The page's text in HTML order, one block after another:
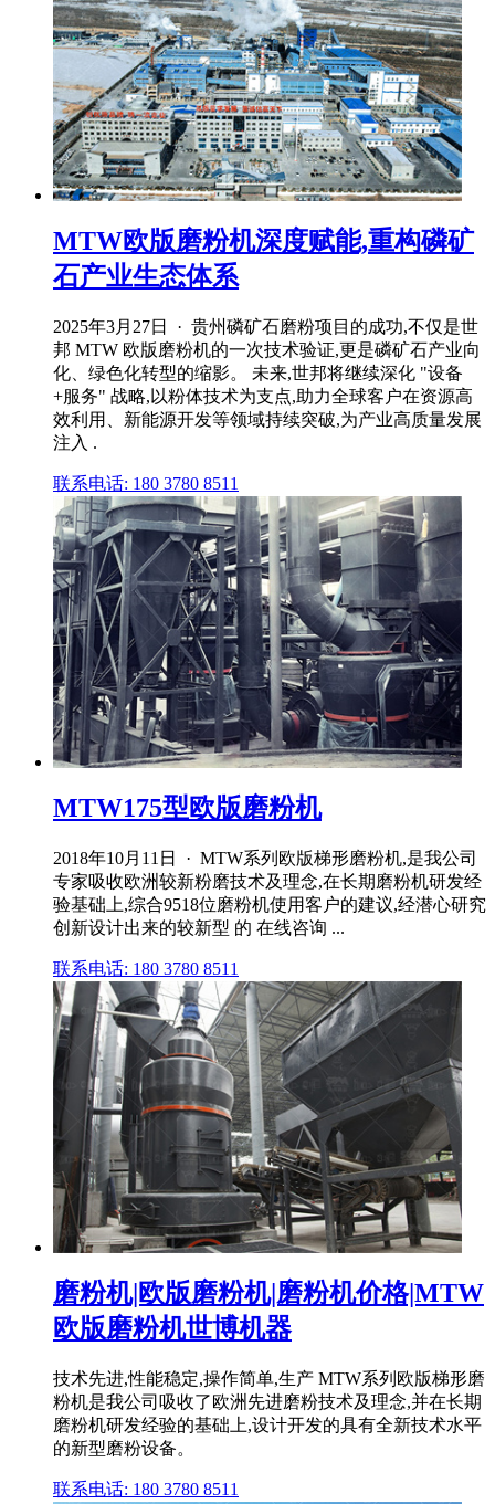
MTW欧版磨粉机深度赋能,重构磷矿
石产业生态体系
2025年3月27日 · 贵州磷矿石磨粉项目的成功,不仅是世
邦 MTW 欧版磨粉机的一次技术验证,更是磷矿石产业向
化、绿色化转型的缩影。 未来,世邦将继续深化 "设备
+服务" 战略,以粉体技术为支点,助力全球客户在资源高
效利用、新能源开发等领域持续突破,为产业高质量发展
注入 .
联系电话: 180 3780 8511
MTW175型欧版磨粉机
2018年10月11日 · MTW系列欧版梯形磨粉机,是我公司
专家吸收欧洲较新粉磨技术及理念,在长期磨粉机研发经
验基础上,综合9518位磨粉机使用客户的建议,经潜心研究
创新设计出来的较新型 的 在线咨询 ...
联系电话: 180 3780 8511
磨粉机|欧版磨粉机|磨粉机价格|MTW
欧版磨粉机世博机器
技术先进,性能稳定,操作简单,生产 MTW系列欧版梯形磨
粉机是我公司吸收了欧洲先进磨粉技术及理念,并在长期
磨粉机研发经验的基础上,设计开发的具有全新技术水平
的新型磨粉设备。
联系电话: 180 3780 8511